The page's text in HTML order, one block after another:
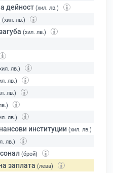
дейност (хил. лв.)
(хил. лв.)
(хил. лв.)
лв.)
лв.)
лв.)
лв.)
институции (хил. лв.)
лв.)
(брой)
заплата (лева)